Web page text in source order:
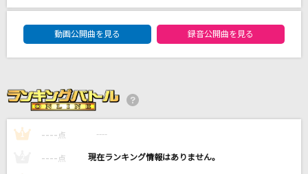
松田聖子
orion
DAM★ともボーカルエントリーランキング
動画公開曲を見る
録音公開曲を見る
1 ---- 点 ----
---- 点 ----